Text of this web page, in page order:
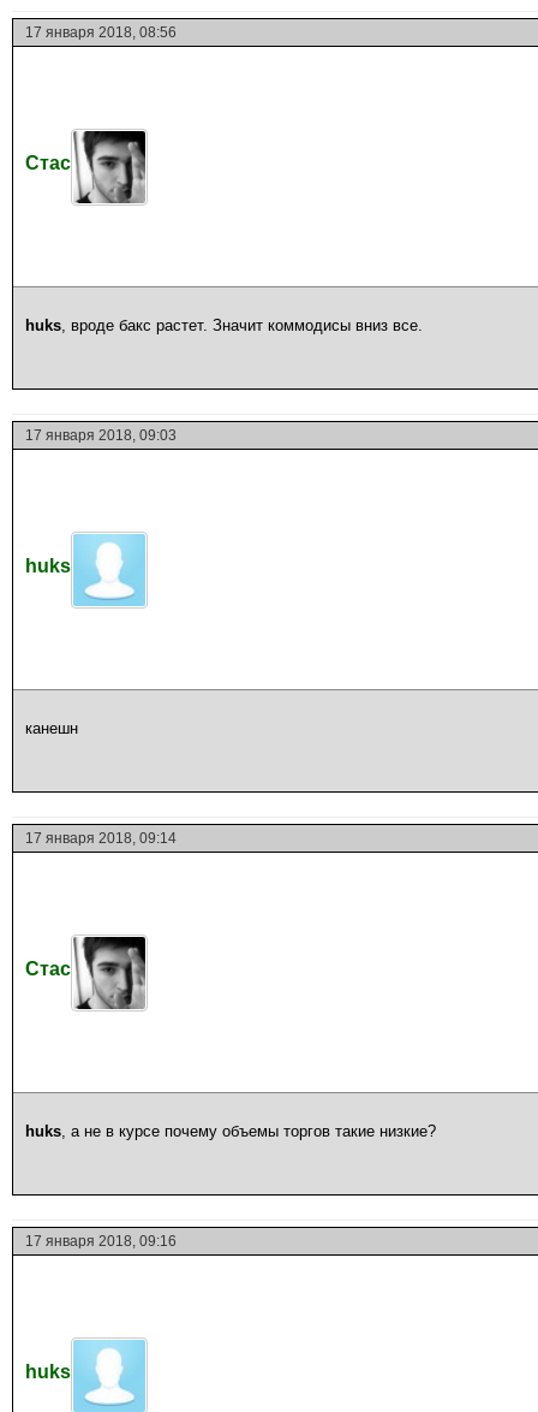
17 января 2018, 08:56
Стас
huks, вроде бакс растет. Значит коммодисы вниз все.
17 января 2018, 09:03
huks
канешн
17 января 2018, 09:14
Стас
huks, а не в курсе почему объемы торгов такие низкие?
17 января 2018, 09:16
huks